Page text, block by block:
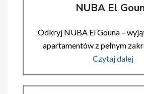
NUBA El
Odkryj NUBA El Gouna –
apartamentów z pełnym
Czytaj dalej